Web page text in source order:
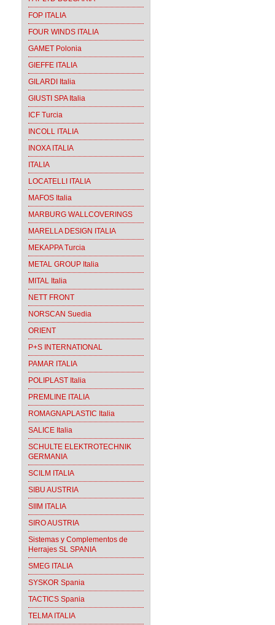
FOP ITALIA
FOUR WINDS ITALIA
GAMET Polonia
GIEFFE ITALIA
GILARDI Italia
GIUSTI SPA Italia
ICF Turcia
INCOLL ITALIA
INOXA ITALIA
ITALIA
LOCATELLI ITALIA
MAFOS Italia
MARBURG WALLCOVERINGS
MARELLA DESIGN ITALIA
MEKAPPA Turcia
METAL GROUP Italia
MITAL Italia
NETT FRONT
NORSCAN Suedia
ORIENT
P+S INTERNATIONAL
PAMAR ITALIA
POLIPLAST Italia
PREMLINE ITALIA
ROMAGNAPLASTIC Italia
SALICE Italia
SCHULTE ELEKTROTECHNIK
GERMANIA
SCILM ITALIA
SIBU AUSTRIA
SIIM ITALIA
SIRO AUSTRIA
Sistemas y Complementos de
Herrajes SL SPANIA
SMEG ITALIA
SYSKOR Spania
TACTICS Spania
TELMA ITALIA